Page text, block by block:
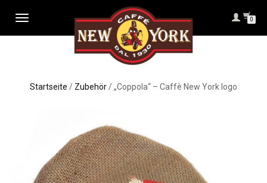
NAVIGATION
0
Startseite / Zubehör/ „Coppola“ – Caffè New York logo